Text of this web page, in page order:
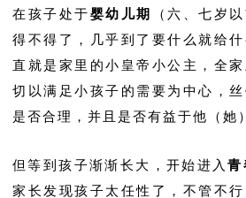
在孩子处于婴幼儿期
（六、七岁
得不得了，几乎到了要什么就给
直就是家里的小皇帝小公主，全
切以满足小孩子的需要为中心，
是否合理，并且是否有益于他（她
但等到孩子渐渐长大，开始进入青
家长发现孩子太任性了，不管不